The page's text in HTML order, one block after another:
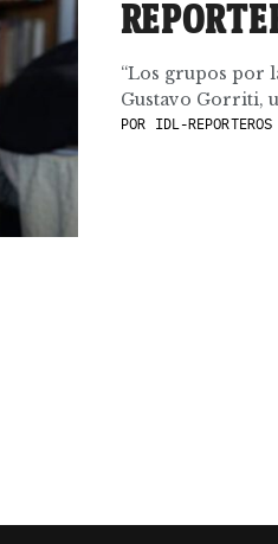
“Los grupos por
Gustavo Gorriti,
POR IDL-REPORTEROS